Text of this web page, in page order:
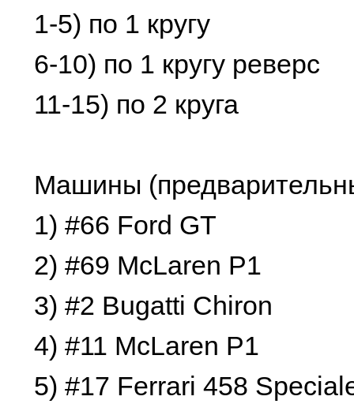
1-5) по 1 кругу
6-10) по 1 кругу реверс
11-15) по 2 круга
Машины
1) #66 Ford GT
2) #69 McLaren P1
3) #2 Bugatti Chiron
4) #11 McLaren P1
5) #17 Ferrari 458